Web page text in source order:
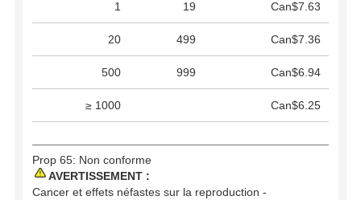
1 19 Can$7.63
20 499 Can$7.36
500 999 Can$6.94
≥ 1000 Can$6.25
Prop 65: Non conforme
AVERTISSEMENT :
Cancer et effets néfastes sur la reproduction -